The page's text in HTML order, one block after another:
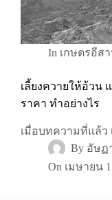
In เกษตรอีส
เลี้ยงควายให้อ้วน
ราคา ทำอย่างไร
เมื่อบทความที่แล้ว
By อัษฏ
On เมษายน